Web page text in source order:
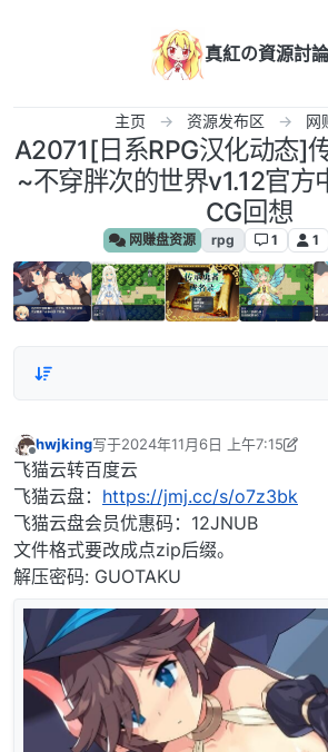
真紅の資源討
主页 资源发布区 网
A2071[日系RPG汉化动态]
~不穿胖次的世界v1.12官方
CG回想
网赚盘资源 rpg 1 1
离线
hwjking写于2024年11月6日 上午7:15
最后由 hwjking 编辑2024年11月6
飞猫云转百度云
飞猫云盘： https://jmj.cc/s/o7z3bk
飞猫云盘会员优惠码：12JNUB
文件格式要改成点zip后缀。
解压密码: GUOTAKU